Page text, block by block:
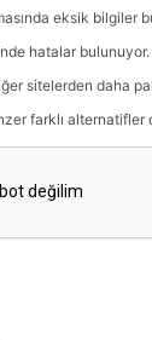
eksik bilgiler
hatalar bulunuyor.
sitelerden daha
farklı alternatifler